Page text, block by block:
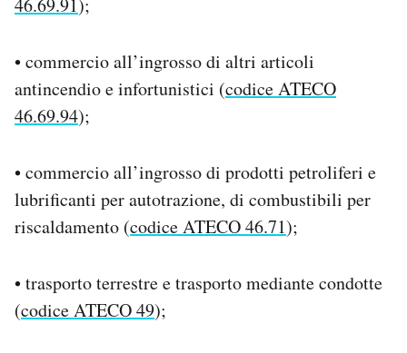
46.69.91);
• commercio all’ingrosso di altri articoli
antincendio e infortunistici (codice ATECO
46.69.94);
• commercio all’ingrosso di prodotti petroliferi e
lubrificanti per autotrazione, di combustibili per
riscaldamento (codice ATECO 46.71);
• trasporto terrestre e trasporto mediante condotte
(codice ATECO 49);